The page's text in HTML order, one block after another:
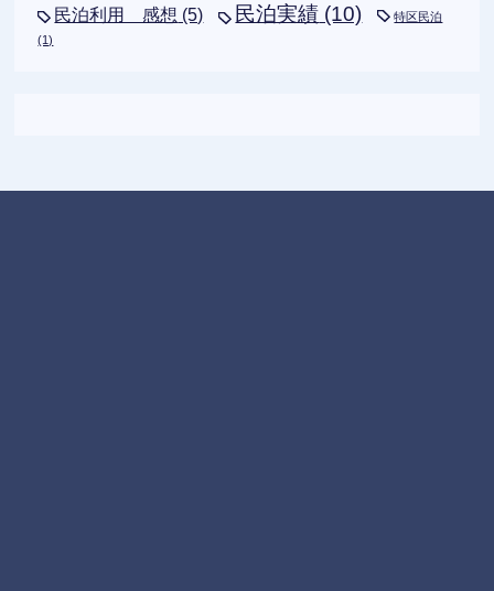
民泊利用 感想 (5) 民泊実績 (10)
特区民泊
(1)